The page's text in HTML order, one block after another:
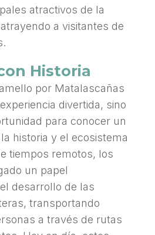
atractivos de la
a visitantes de
Historia
por Matalascañas
divertida, sino
para conocer un
historia y el ecosistema
tiempos remotos, los
un papel
desarrollo de las
transportando
a través de rutas